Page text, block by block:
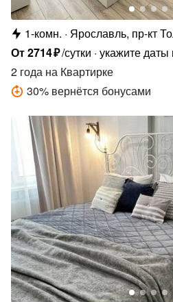
1-комн.
Ярославль, пр-кт
От2714₽/сутки укажите даты
2 года на Квартирке
30% вернётся бонусами